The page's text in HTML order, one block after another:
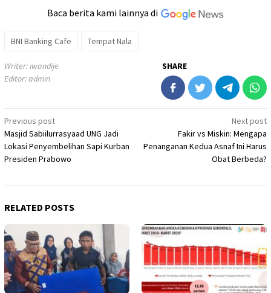
Baca berita kami lainnya di
BNI Banking Cafe Tempat Nala
Writer: iwandije
Editor: admin
SHARE
Post
navigation
Previous post
Masjid Sabiilurrasyaad UNG Jadi
Lokasi Penyembelihan Sapi Kurban
Presiden Prabowo
Next post
Fakir vs Miskin: Mengapa
Penanganan Kedua Asnaf Ini Harus
Obat Berbeda?
RELATED POSTS